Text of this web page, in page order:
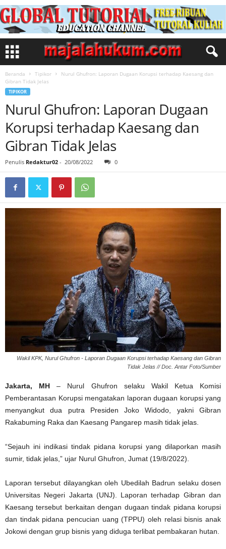
Beranda Tipikor
Nurul Ghufron: Laporan Dugaan Korupsi terhadap Kaesang dan
Gibran Tidak Jelas
TIPIKOR
Nurul Ghufron: Laporan Dugaan
Korupsi terhadap Kaesang dan
Gibran Tidak Jelas
Penulis Redaktur02 - 20/08/2022 0
Wakil KPK, Nurul Ghufron - Laporan Dugaan Korupsi terhadap Kaesang dan Gibran
Tidak Jelas // Doc. Antar Foto/Sumber
Jakarta, MH – Nurul Ghufron selaku Wakil Ketua Komisi
Pemberantasan Korupsi mengatakan laporan dugaan korupsi yang
menyangkut dua putra Presiden Joko Widodo, yakni Gibran
Rakabuming Raka dan Kaesang Pangarep masih tidak jelas.
“Sejauh ini indikasi tindak pidana korupsi yang dilaporkan masih
sumir, tidak jelas,” ujar Nurul Ghufron, Jumat (19/8/2022).
Laporan tersebut dilayangkan oleh Ubedilah Badrun selaku dosen
Universitas Negeri Jakarta (UNJ). Laporan terhadap Gibran dan
Kaesang tersebut berkaitan dengan dugaan tindak pidana korupsi
dan tindak pidana pencucian uang (TPPU) oleh relasi bisnis anak
Jokowi dengan grup bisnis yang diduga terlibat pembakaran hutan.